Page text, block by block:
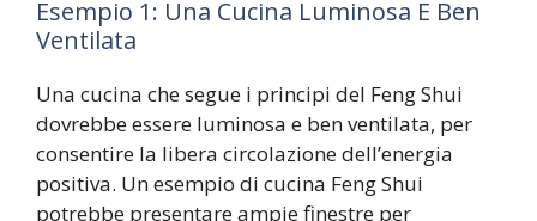
Esempio 1: Una Cucina Luminosa E Ben
Ventilata
Una cucina che segue i principi del Feng Shui
dovrebbe essere luminosa e ben ventilata, per
consentire la libera circolazione dell’energia
positiva. Un esempio di cucina Feng Shui
potrebbe presentare ampie finestre per